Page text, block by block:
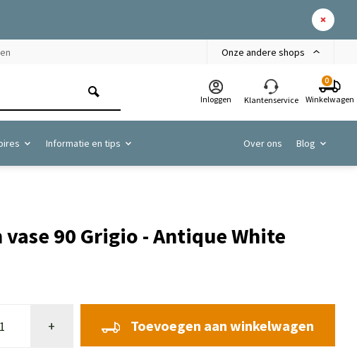
Onze andere shops
Inloggen Klantenservice
0
Winkelwagen
Informatie en tips Over ons Blog
vase 90 Grigio - Antique White
+ Toevoegen aan winkelwagen